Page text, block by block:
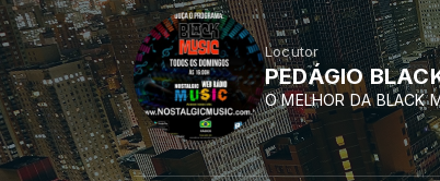
Locutor
PEDÁGIO
O MELHOR DA BLACK